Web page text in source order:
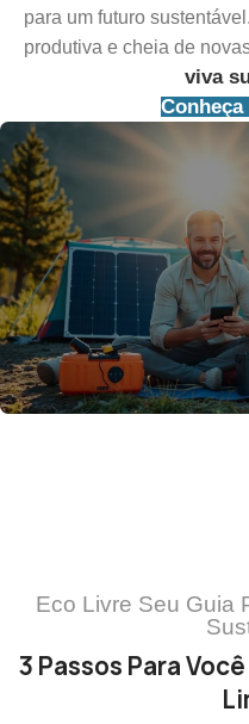
para um futuro
produtiva e cheia de
viva
Eco Livre Seu Guia
3 Passos Para